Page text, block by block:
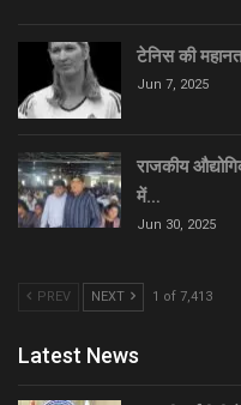
टेनिस की
Jun 7, 2025
राजकीय
में…
Jun 30, 2025
PREV NEXT 1 of 7,413
Latest News